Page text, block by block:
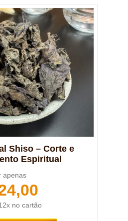
Shiso – Corte e
Espiritual
apenas
no cartão